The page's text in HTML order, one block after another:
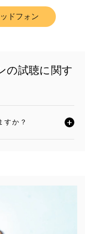
ドフォン
in New Tab
の試聴に関す
すか？
ます